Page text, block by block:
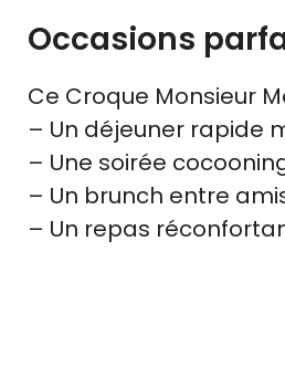
Occasions
Ce Croque Monsieur
– Un déjeuner rapide
– Une soirée
– Un brunch entre
– Un repas